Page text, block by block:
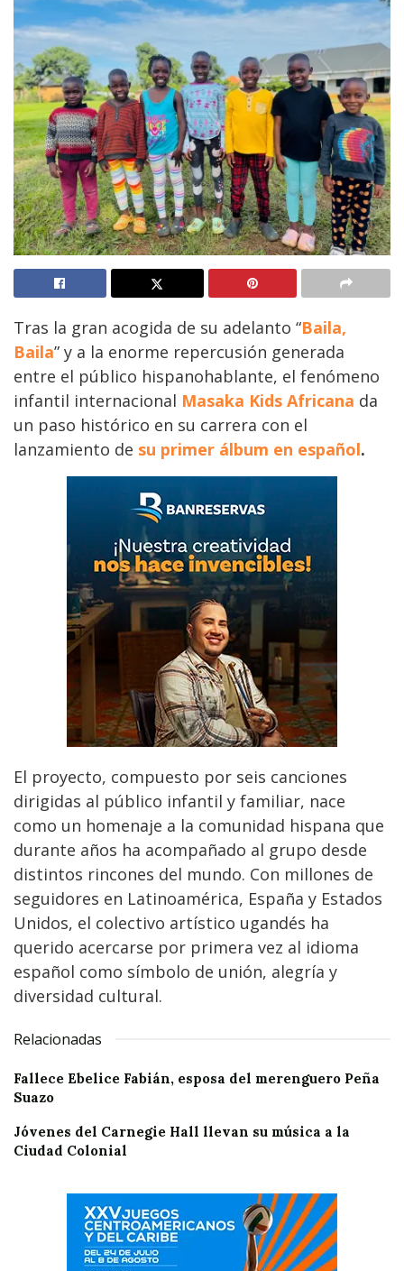
Tras la gran acogida de su adelanto “Baila,
Baila” y a la enorme repercusión generada
entre el público hispanohablante, el fenómeno
infantil internacional Masaka Kids Africana da
un paso histórico en su carrera con el
lanzamiento de su primer álbum en español.
El proyecto, compuesto por seis canciones
dirigidas al público infantil y familiar, nace
como un homenaje a la comunidad hispana que
durante años ha acompañado al grupo desde
distintos rincones del mundo. Con millones de
seguidores en Latinoamérica, España y Estados
Unidos, el colectivo artístico ugandés ha
querido acercarse por primera vez al idioma
español como símbolo de unión, alegría y
diversidad cultural.
Relacionadas
Fallece Ebelice Fabián, esposa del merenguero Peña
Suazo
Jóvenes del Carnegie Hall llevan su música a la
Ciudad Colonial